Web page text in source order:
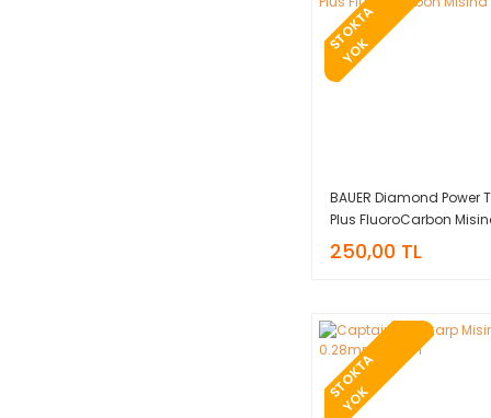
S
T
O
K
T
A
Y
O
K
BAUER Diamond Power
Plus FluoroCarbon
250,00 TL
S
T
O
K
T
A
Y
O
K